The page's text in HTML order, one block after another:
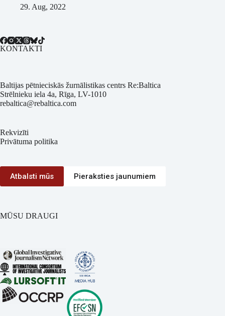
29. Aug, 2022
KONTAKTI
Baltijas pētnieciskās žurnālistikas centrs Re:Baltica
Strēlnieku iela 4a, Rīga, LV-1010
rebaltica@rebaltica.com
Rekvizīti
Privātuma politika
Atbalsti mūs Pieraksties jaunumiem
MŪSU DRAUGI